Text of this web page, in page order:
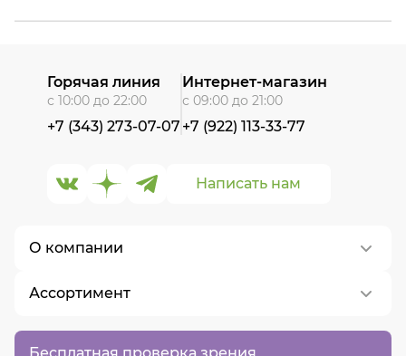
Бесплатная проверка зрения
О компании
О нас
Контакты
Ассортимент
Написать нам
Горячая линия
с 10:00 до 22:00
+7 (343) 273-07-07
Интернет-магазин
с 09:00 до 21:00
+7 (922) 113-33-77